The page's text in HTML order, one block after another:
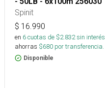
Spinit
$ 16.990
en 6cuotas de $2.832sin interés
ahorras $680por transferencia.
Disponible